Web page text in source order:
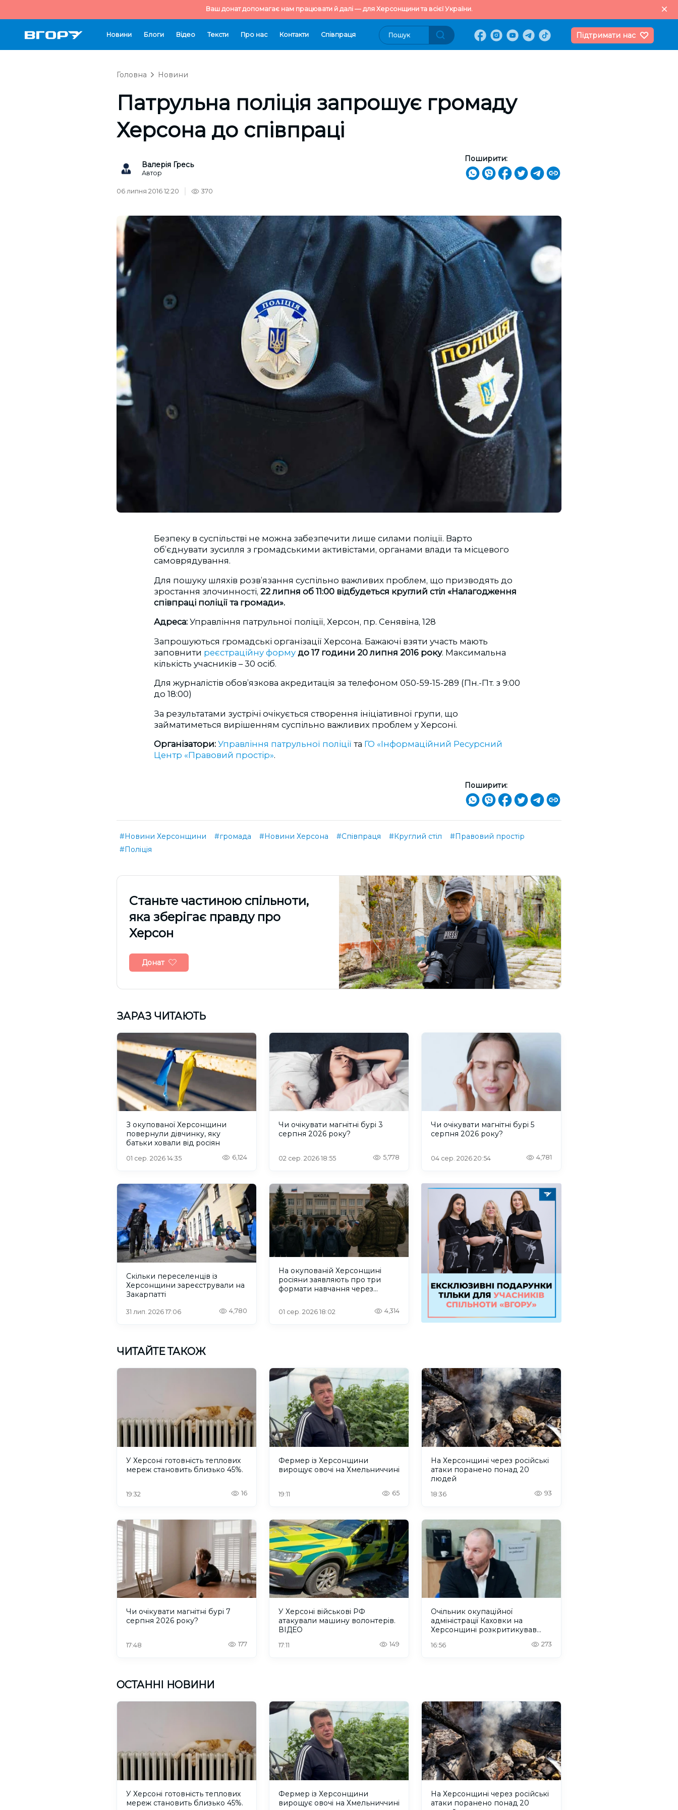
Ваш донат допомагає нам працювати й далі — для Херсонщини та всієї України.
Новини Блоги Відео Тексти Про нас Контакти Cпівпраця Підтримати нас
Головна Новини
Патрульна поліція запрошує громаду
Херсона до співпраці
Валерія Гресь
Автор
Поширити:
06 липня 2016 12:20 370
Безпеку в суспільстві не можна забезпечити лише силами поліції. Варто
об’єднувати зусилля з громадськими активістами, органами влади та місцевого
самоврядування.
Для пошуку шляхів розв’язання суспільно важливих проблем, що призводять до
зростання злочинності, 22 липня об 11:00 відбудеться круглий стіл «Налагодження
співпраці поліції та громади».
Адреса: Управління патрульної поліції, Херсон, пр. Сенявіна, 128
Запрошуються громадські організації Херсона. Бажаючі взяти участь мають
заповнити реєстраційну форму до 17 години 20 липня 2016 року. Максимальна
кількість учасників – 30 осіб.
Для журналістів обов’язкова акредитація за телефоном 050-59-15-289 (Пн.-Пт. з 9:00
до 18:00)
За результатами зустрічі очікується створення ініціативної групи, що
займатиметься вирішенням суспільно важливих проблем у Херсоні.
Організатори: Управління патрульної поліції та ГО «Інформаційний Ресурсний
Центр «Правовий простір».
Поширити:
#Новини Херсонщини #громада #Новини Херсона #Співпраця #Круглий стіл
#Правовий простір
#Поліція
Cтаньте частиною спільноти,
яка зберігає правду про
Херсон
Донат
ЗАРАЗ ЧИТАЮТЬ
З окупованої Херсонщини
повернули дівчинку, яку
батьки ховали від росіян
01 сер. 2026 14:35 6,124
Чи очікувати магнітні бурі 3
серпня 2026 року?
02 сер. 2026 18:55 5,778
Чи очікувати магнітні бурі 5
серпня 2026 року?
04 сер. 2026 20:54 4,781
Скільки переселенців із
Херсонщини зареєстрували на
Закарпатті
31 лип. 2026 17:06 4,780
На окупованій Херсонщині
росіяни заявляють про три
формати навчання через
01 сер. 2026 18:02 4,314
ЧИТАЙТЕ ТАКОЖ
У Херсоні готовність теплових
мереж становить близько 45%.
19:32 16
Фермер із Херсонщини
вирощує овочі на Хмельниччині
19:11 65
На Херсонщині через російські
атаки поранено понад 20
людей
18:36 93
Чи очікувати магнітні бурі 7
серпня 2026 року?
17:48 177
У Херсоні військові РФ
атакували машину волонтерів.
ВІДЕО
17:11 149
Очільник окупаційної
адміністрації Каховки на
Херсонщині розкритикував
територій
16:56 273
ОСТАННІ НОВИНИ
У Херсоні готовність теплових
мереж становить близько 45%.
Фермер із Херсонщини
вирощує овочі на Хмельниччині
На Херсонщині через російські
атаки поранено понад 20